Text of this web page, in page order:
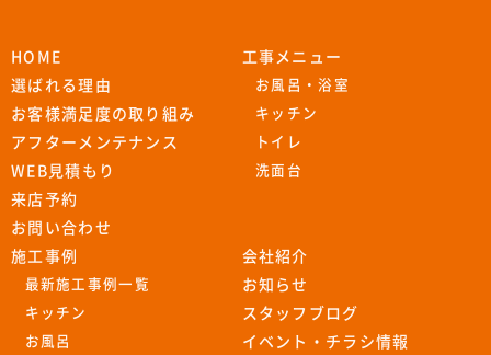
HOME
選ばれる理由
お客様満足度の取り組み
アフターメンテナンス
WEB見積もり
来店予約
お問い合わせ
工事メニュー
お風呂・浴室
キッチン
トイレ
洗面台
施工事例
最新施工事例一覧
キッチン
お風呂
会社紹介
お知らせ
スタッフブログ
イベント・チラシ情報